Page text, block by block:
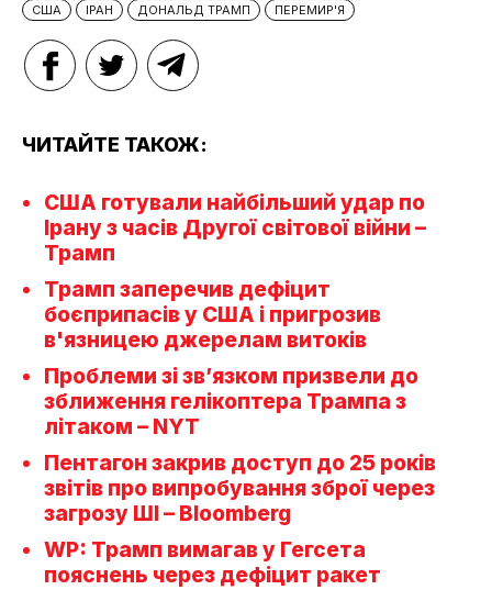
США ІРАН ДОНАЛЬД ТРАМП ПЕРЕМИР'Я
ЧИТАЙТЕ ТАКОЖ:
США готували найбільший удар по
Ірану з часів Другої світової війни –
Трамп
Трамп заперечив дефіцит
боєприпасів у США і пригрозив
в'язницею джерелам витоків
Проблеми зі зв’язком призвели до
зближення гелікоптера Трампа з
літаком – NYT
Пентагон закрив доступ до 25 років
звітів про випробування зброї через
загрозу ШІ – Bloomberg
WP: Трамп вимагав у Гегсета
пояснень через дефіцит ракет